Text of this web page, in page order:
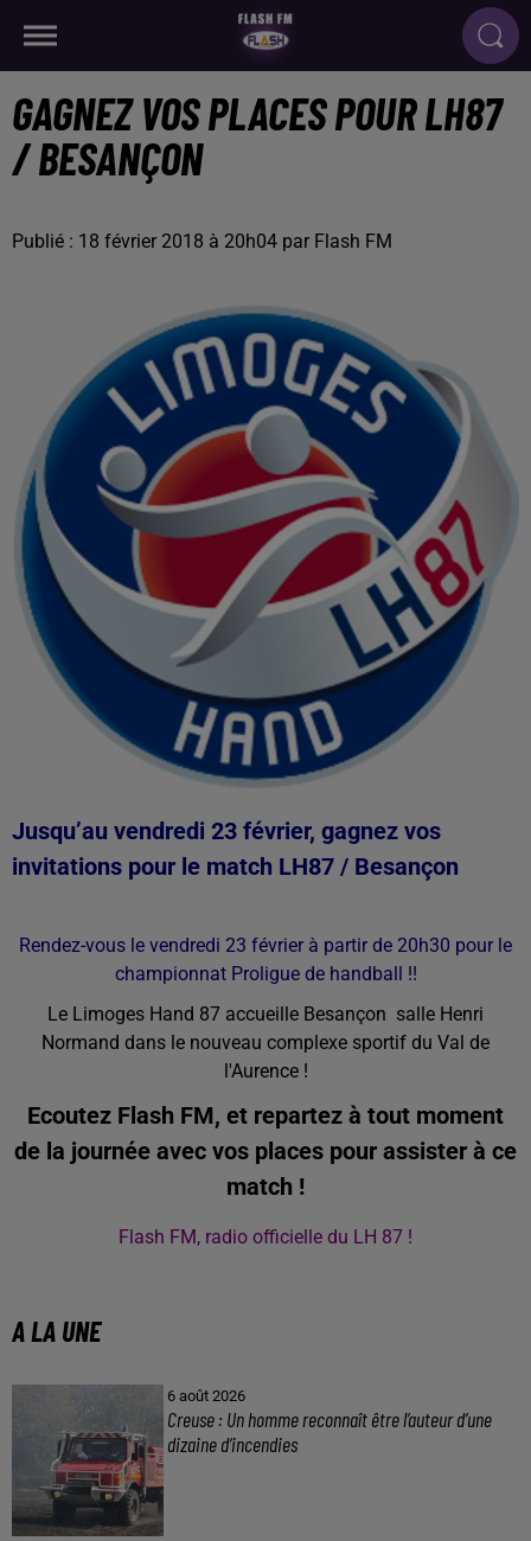
GAGNEZ VOS PLACES POUR LH87
/ BESANÇON
Publié : 18 février 2018 à 20h04 par Flash FM
Jusqu’au vendredi 23 février, gagnez vos
invitations pour le match LH87 / Besançon
Rendez-vous le vendredi 23 février à partir de 20h30 pour le
championnat Proligue de handball !!
Le Limoges Hand 87 accueille Besançon salle Henri
Normand dans le nouveau complexe sportif du Val de
l'Aurence !
Ecoutez Flash FM, et repartez à tout moment
de la journée avec vos places pour assister à ce
match !
Flash FM, radio officielle du LH 87 !
A LA UNE
6 août 2026
Creuse : Un homme reconnaît être l’auteur d’une
dizaine d’incendies